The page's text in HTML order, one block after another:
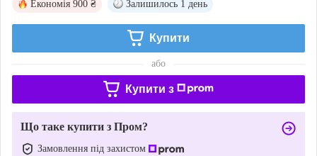
Економія 900 ₴ Залишилось 1 день
Купити
або
Купити з
Що таке купити з Пром?
Замовлення під захистом